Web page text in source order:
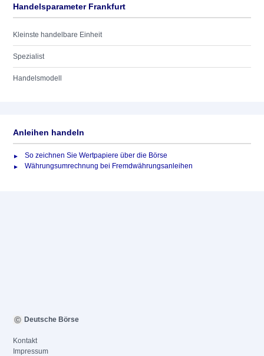
Handelsparameter Frankfurt
Kleinste handelbare Einheit
Spezialist
Handelsmodell
Anleihen handeln
So zeichnen Sie Wertpapiere über die Börse
Währungsumrechnung bei Fremdwährungsanleihen
Deutsche Börse
Kontakt
Impressum